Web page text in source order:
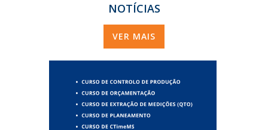
NOTÍCIAS
VER MAIS